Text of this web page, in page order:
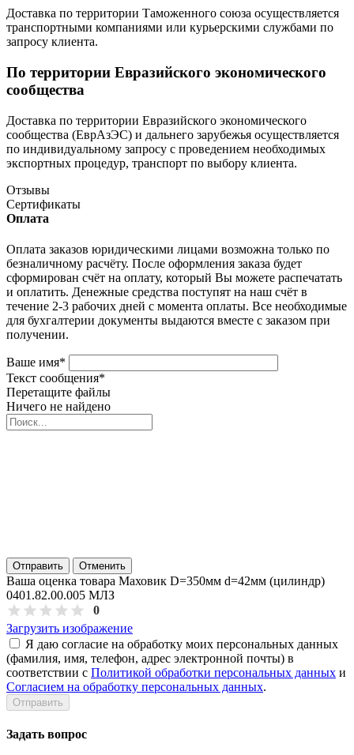
Доставка по территории Таможенного союза осуществляется
транспортными компаниями или курьерскими службами по
запросу клиента.
По территории Евразийского экономического
сообщества
Доставка по территории Евразийского экономического
сообщества (ЕврАзЭС) и дальнего зарубежья осуществляется
по индивидуальному запросу с проведением необходимых
экспортных процедур, транспорт по выбору клиента.
Отзывы
Сертификаты
Оплата
Оплата заказов юридическими лицами возможна только по
безналичному расчёту. После оформления заказа будет
сформирован счёт на оплату, который Вы можете распечатать
и оплатить. Денежные средства поступят на наш счёт в
течение 2-3 рабочих дней с момента оплаты. Все необходимые
для бухгалтерии документы выдаются вместе с заказом при
получении.
Ваше имя*
Текст сообщения*
Перетащите файлы
Ничего не найдено
Отправить Отменить
Ваша оценка товара Маховик D=350мм d=42мм (цилиндр)
0401.82.00.005 МЛЗ
0
Загрузить изображение
Я даю согласие на обработку моих персональных данных
(фамилия, имя, телефон, адрес электронной почты) в
соответствии с Политикой обработки персональных данных и
Согласием на обработку персональных данных.
Задать вопрос